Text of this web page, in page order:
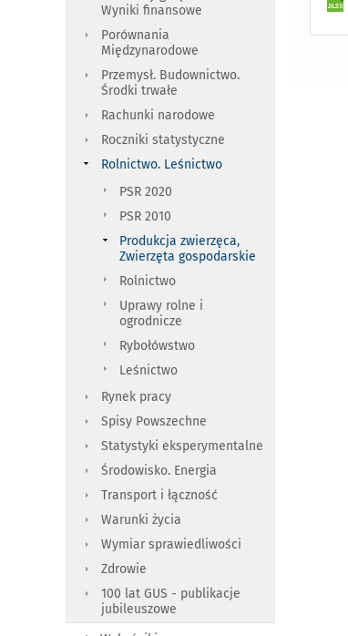
Wyniki finansowe
Porównania
Międzynarodowe
Przemysł. Budownictwo.
Środki trwałe
Rachunki narodowe
Roczniki statystyczne
Rolnictwo. Leśnictwo
PSR 2020
PSR 2010
Produkcja zwierzęca,
Zwierzęta gospodarskie
Rolnictwo
Uprawy rolne i
ogrodnicze
Rybołówstwo
Leśnictwo
Rynek pracy
Spisy Powszechne
Statystyki eksperymentalne
Środowisko. Energia
Transport i łączność
Warunki życia
Wymiar sprawiedliwości
Zdrowie
100 lat GUS - publikacje
jubileuszowe